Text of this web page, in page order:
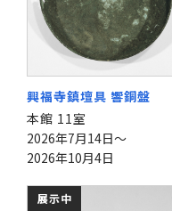
興福寺鎮壇具 響銅盤
本館 11室
2026年7月14日～
2026年10月4日
展示中